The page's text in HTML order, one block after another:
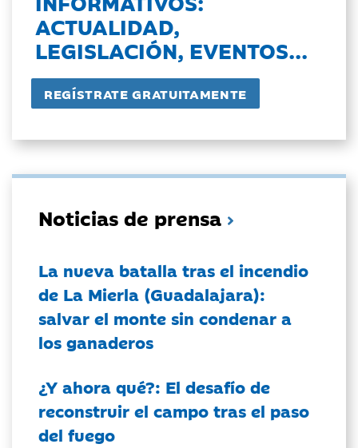
ACTUALIDAD,
LEGISLACIÓN, EVENTOS...
Noticias de prensa
La nueva batalla tras el incendio
de La Mierla (Guadalajara):
salvar el monte sin condenar a
los ganaderos
¿Y ahora qué?: El desafío de
reconstruir el campo tras el paso
del fuego